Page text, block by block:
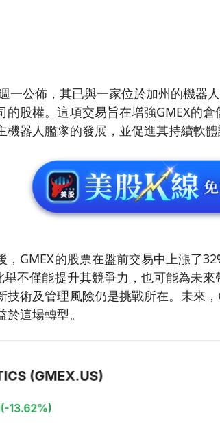
一公佈，其已與一家位於加州的機器
的股權。這項交易旨在增強GMEX的
機器人艦隊的發展，並促進其持續軟體
，GMEX的股票在盤前交易中上漲了
舉不僅能提升其競爭力，也可能為未
技術及管理風險仍是挑戰所在。未來
這場轉型。